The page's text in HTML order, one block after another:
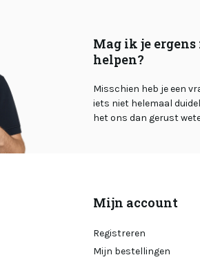
Mag ik je ergens
helpen?
Misschien heb je een
iets niet helemaal
het ons dan gerust
Mijn account
Registreren
Mijn bestellingen